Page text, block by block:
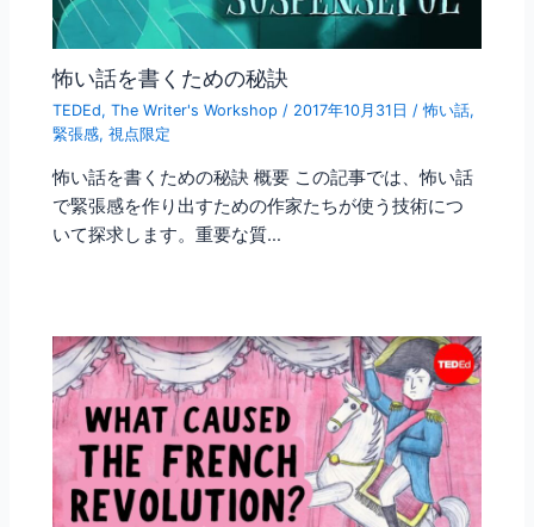
怖い話を書くための秘訣
TEDEd,The Writer's Workshop / 2017年10月31日 /怖い話,
緊張感,視点限定
怖い話を書くための秘訣 概要 この記事では、怖い話
で緊張感を作り出すための作家たちが使う技術につ
いて探求します。重要な質…